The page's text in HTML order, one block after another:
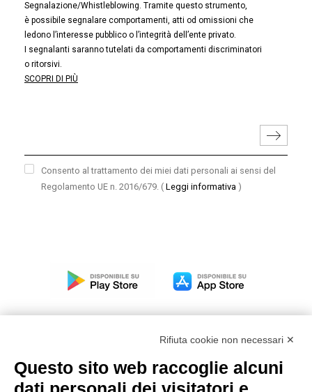
Segnalazione/Whistleblowing. Tramite questo strumento,
è possibile segnalare comportamenti, atti od omissioni che
ledono l’interesse pubblico o l’integrità dell’ente privato.
I segnalanti saranno tutelati da comportamenti discriminatori
o ritorsivi.
SCOPRI DI PIÙ
Consento al trattamento dei miei dati personali ai sensi del
Regolamento UE n. 2016/679. ( Leggi informativa )
Modello organizzativo, gestione e controllo – D. lgs.
Rifiuta cookie non necessari ✕
Questo sito web raccoglie alcuni